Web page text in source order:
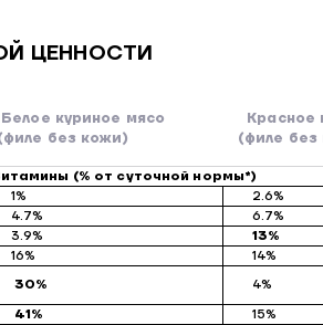
ЦЕННОСТИ
Белое куриное мясо
без кожи)
Красное
(филе без
(% от суточной нормы*)
1%
2.6%
4.7%
6.7%
3.9%
13%
16%
14%
30%
4%
41% 15%